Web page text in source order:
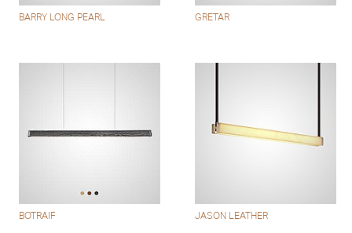
BARRY LONG PEARL GRETAR
BOTRAIF JASON LEATHER